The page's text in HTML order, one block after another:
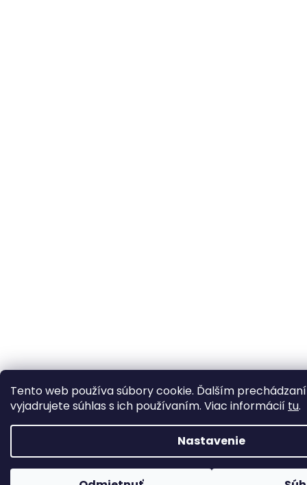
Tento web používa súbory cookie. Ďalším
vyjadrujete súhlas s ich používaním. Viac informácií tu.
Nastavenie